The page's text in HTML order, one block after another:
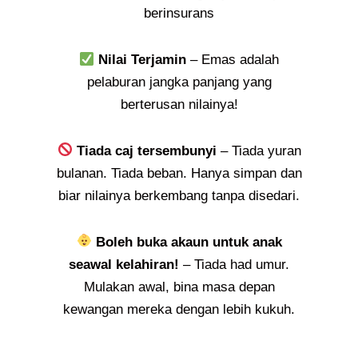
berinsurans
Nilai Terjamin – Emas adalah
pelaburan jangka panjang yang
berterusan nilainya!
Tiada caj tersembunyi – Tiada yuran
bulanan. Tiada beban. Hanya simpan dan
biar nilainya berkembang tanpa disedari.
Boleh buka akaun untuk anak
seawal kelahiran! – Tiada had umur.
Mulakan awal, bina masa depan
kewangan mereka dengan lebih kukuh.